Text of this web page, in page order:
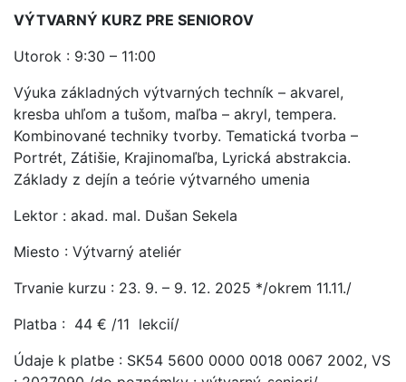
VÝTVARNÝ KURZ PRE SENIOROV
Utorok : 9:30 – 11:00
Výuka základných výtvarných techník – akvarel,
kresba uhľom a tušom, maľba – akryl, tempera.
Kombinované techniky tvorby. Tematická tvorba –
Portrét, Zátišie, Krajinomaľba, Lyrická abstrakcia.
Základy z dejín a teórie výtvarného umenia
Lektor : akad. mal. Dušan Sekela
Miesto : Výtvarný ateliér
Trvanie kurzu : 23. 9. – 9. 12. 2025 */okrem 11.11./
Platba : 44 € /11 lekcií/
Údaje k platbe : SK54 5600 0000 0018 0067 2002, VS